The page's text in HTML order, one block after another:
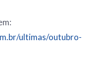
ultimas/outubro-